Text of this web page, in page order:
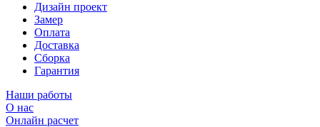
Дизайн проект
Замер
Оплата
Доставка
Сборка
Гарантия
Наши работы
О нас
Онлайн расчет